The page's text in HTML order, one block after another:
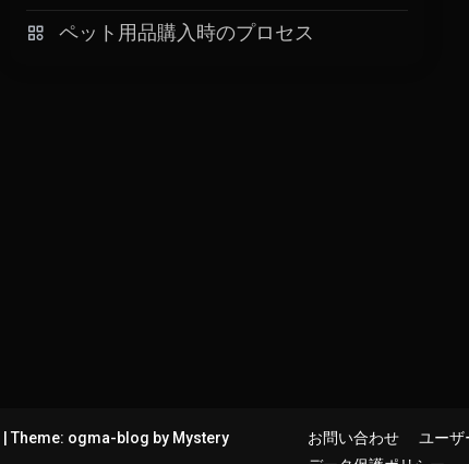
ペット用品購入時のプロセス
Theme: ogma-blog by Mystery
お問い合わせ ユーザ